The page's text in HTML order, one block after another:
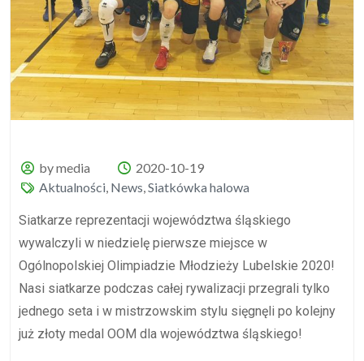
by media
2020-10-19
Aktualności, News,Siatkówka halowa
Siatkarze reprezentacji województwa śląskiego
wywalczyli w niedzielę pierwsze miejsce w
Ogólnopolskiej Olimpiadzie Młodzieży Lubelskie 2020!
Nasi siatkarze podczas całej rywalizacji przegrali tylko
jednego seta i w mistrzowskim stylu sięgnęli po kolejny
już złoty medal OOM dla województwa śląskiego!